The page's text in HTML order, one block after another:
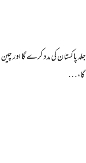
کی مدد کرے گا اور چین